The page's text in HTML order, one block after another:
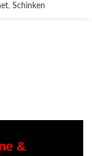
, Schinken
&